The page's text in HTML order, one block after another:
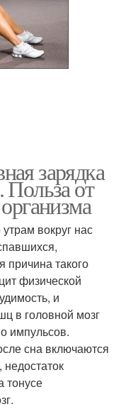
зарядка
от
вокруг нас
причина такого
физической
и
в головной мозг
импульсов.
сна включаются
тонусе